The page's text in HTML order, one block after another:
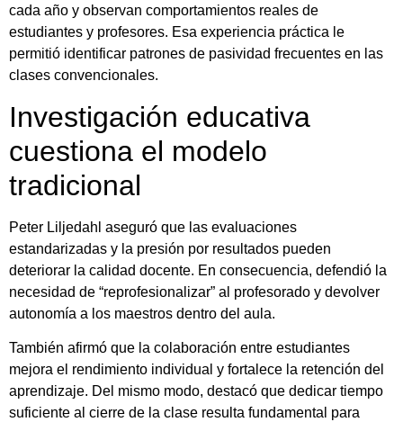
cada año y observan comportamientos reales de
estudiantes y profesores. Esa experiencia práctica le
permitió identificar patrones de pasividad frecuentes en las
clases convencionales.
Investigación educativa
cuestiona el modelo
tradicional
Peter Liljedahl aseguró que las evaluaciones
estandarizadas y la presión por resultados pueden
deteriorar la calidad docente. En consecuencia, defendió la
necesidad de “reprofesionalizar” al profesorado y devolver
autonomía a los maestros dentro del aula.
También afirmó que la colaboración entre estudiantes
mejora el rendimiento individual y fortalece la retención del
aprendizaje. Del mismo modo, destacó que dedicar tiempo
suficiente al cierre de la clase resulta fundamental para